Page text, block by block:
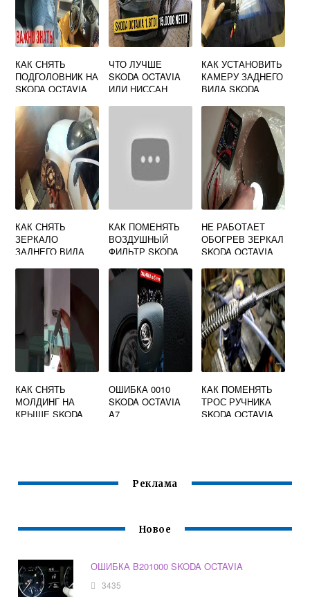
КАК СНЯТЬ
ПОДГОЛОВНИК НА
SKODA OCTAVIA
ЧТО ЛУЧШЕ
SKODA OCTAVIA
ИЛИ НИССАН
КАК УСТАНОВИТЬ
КАМЕРУ ЗАДНЕГО
ВИДА SKODA
КАК СНЯТЬ
ЗЕРКАЛО
ЗАДНЕГО ВИДА
КАК ПОМЕНЯТЬ
ВОЗДУШНЫЙ
ФИЛЬТР SKODA
НЕ РАБОТАЕТ
ОБОГРЕВ ЗЕРКАЛ
SKODA OCTAVIA
КАК СНЯТЬ
МОЛДИНГ НА
КРЫШЕ SKODA
ОШИБКА 0010
SKODA OCTAVIA
A7
КАК ПОМЕНЯТЬ
ТРОС РУЧНИКА
SKODA OCTAVIA
Реклама
Новое
ОШИБКА B201000 SKODA OCTAVIA
3435